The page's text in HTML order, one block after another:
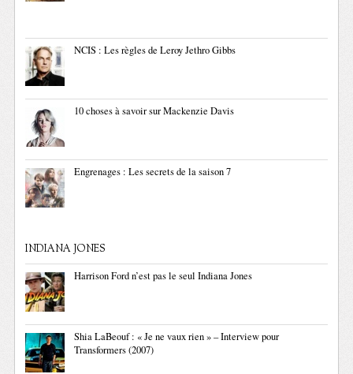
NCIS : Les règles de Leroy Jethro Gibbs
10 choses à savoir sur Mackenzie Davis
Engrenages : Les secrets de la saison 7
INDIANA JONES
Harrison Ford n’est pas le seul Indiana Jones
Shia LaBeouf : « Je ne vaux rien » – Interview pour
Transformers (2007)